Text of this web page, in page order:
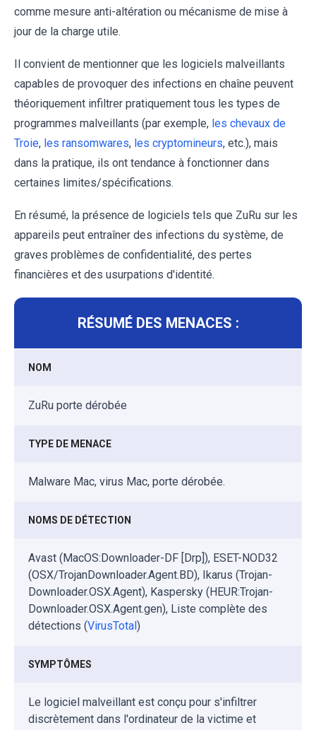
comme mesure anti-altération ou mécanisme de mise à
jour de la charge utile.
Il convient de mentionner que les logiciels malveillants
capables de provoquer des infections en chaîne peuvent
théoriquement infiltrer pratiquement tous les types de
programmes malveillants (par exemple, les chevaux de
Troie, les ransomwares, les cryptomineurs, etc.), mais
dans la pratique, ils ont tendance à fonctionner dans
certaines limites/spécifications.
En résumé, la présence de logiciels tels que ZuRu sur les
appareils peut entraîner des infections du système, de
graves problèmes de confidentialité, des pertes
financières et des usurpations d'identité.
RÉSUMÉ DES MENACES :
NOM
ZuRu porte dérobée
TYPE DE MENACE
Malware Mac, virus Mac, porte dérobée.
NOMS DE DÉTECTION
Avast (MacOS:Downloader-DF [Drp]), ESET-NOD32
(OSX/TrojanDownloader.Agent.BD), Ikarus (Trojan-
Downloader.OSX.Agent), Kaspersky (HEUR:Trojan-
Downloader.OSX.Agent.gen), Liste complète des
détections (VirusTotal )
SYMPTÔMES
Le logiciel malveillant est conçu pour s'infiltrer
discrètement dans l'ordinateur de la victime et